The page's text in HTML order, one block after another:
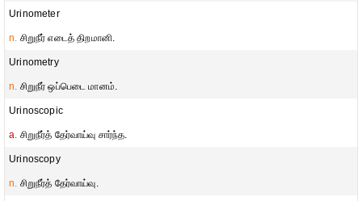
Urinometer
n. சிறுநீர் எடைத் திறமானி.
Urinometry
n. சிறுநீர் ஒப்பெடை மானம்.
Urinoscopic
a. சிறுநீர்த் தேர்வாய்வு சார்ந்த.
Urinoscopy
n. சிறுநீர்த் தேர்வாய்வு.